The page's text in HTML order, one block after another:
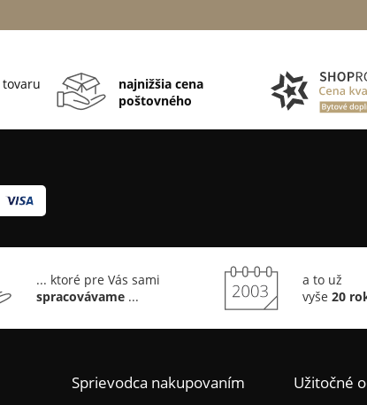
tovaru
najnižšia cena
poštovného
Sprievodca nakupovaním Užitočné
... ktoré pre Vás sami
spracovávame ...
a to už
vyše 20